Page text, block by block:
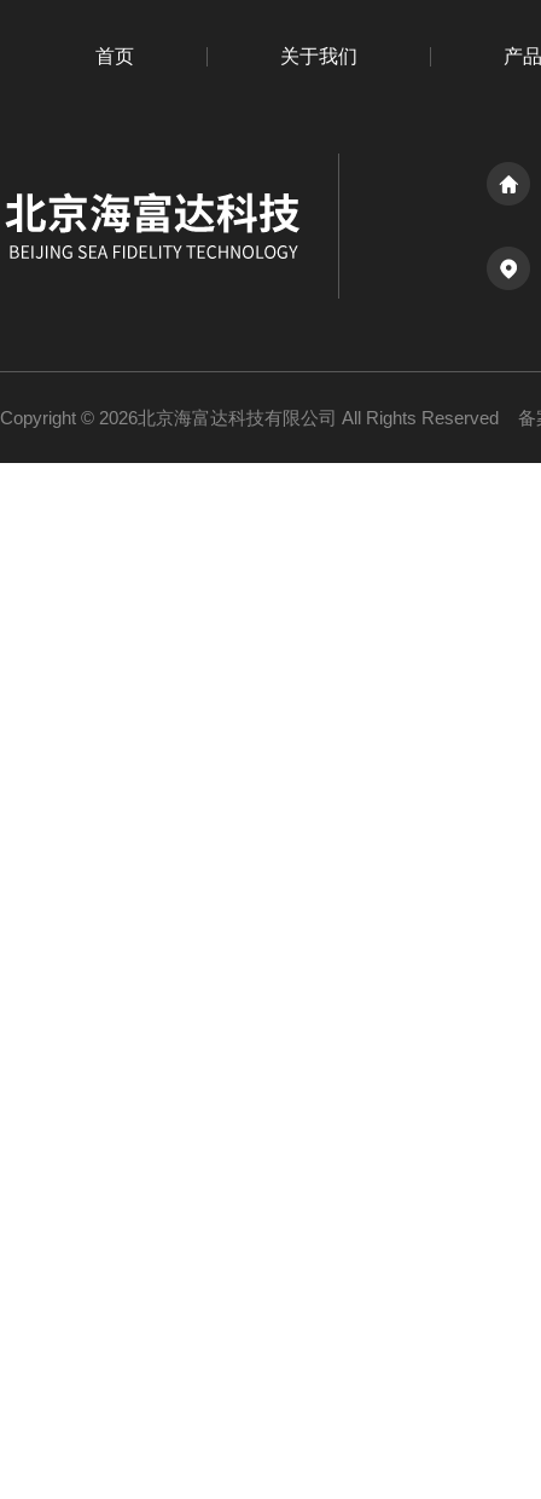
首页 关于我们 产
Copyright © 2026北京海富达科技有限公司 All Rights Reserved 备